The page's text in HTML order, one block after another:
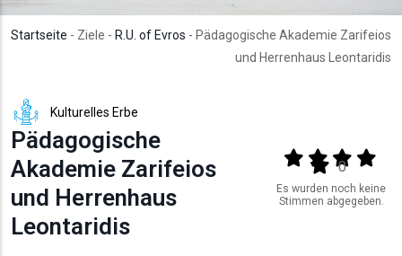
Startseite - Ziele - R.U. of Evros - Pädagogische Akademie Zarifeios
und Herrenhaus Leontaridis
Kulturelles Erbe
Pädagogische
Akademie Zarifeios
und Herrenhaus
Leontaridis
Output format
(star)(star)(star)
(star)
0
Es wurden noch keine
Stimmen abgegeben.